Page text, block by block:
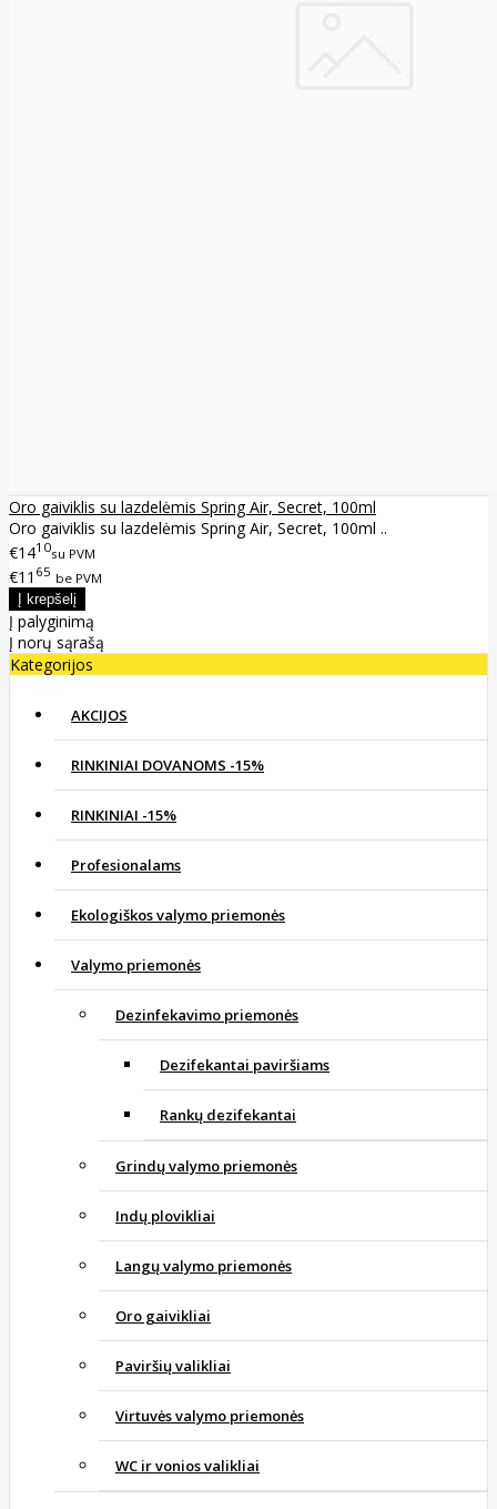
Oro gaiviklis su lazdelėmis Spring Air, Secret, 100ml
Oro gaiviklis su lazdelėmis Spring Air, Secret, 100ml ..
€1410su PVM
€11 65 be PVM
Į palyginimą
Į norų sąrašą
Kategorijos
AKCIJOS
RINKINIAI DOVANOMS -15%
RINKINIAI -15%
Profesionalams
Ekologiškos valymo priemonės
Valymo priemonės
Dezinfekavimo priemonės
Dezifekantai paviršiams
Rankų dezifekantai
Grindų valymo priemonės
Indų plovikliai
Langų valymo priemonės
Oro gaivikliai
Paviršių valikliai
Virtuvės valymo priemonės
WC ir vonios valikliai